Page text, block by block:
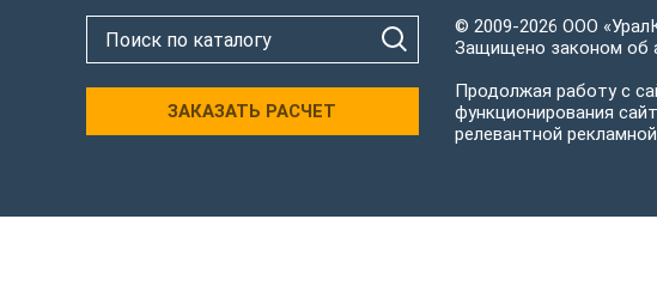
ЗАКАЗАТЬ РАСЧЕТ
© 2009-2026 ООО
Защищено законом об
Продолжая работу с
функционирования
релевантной